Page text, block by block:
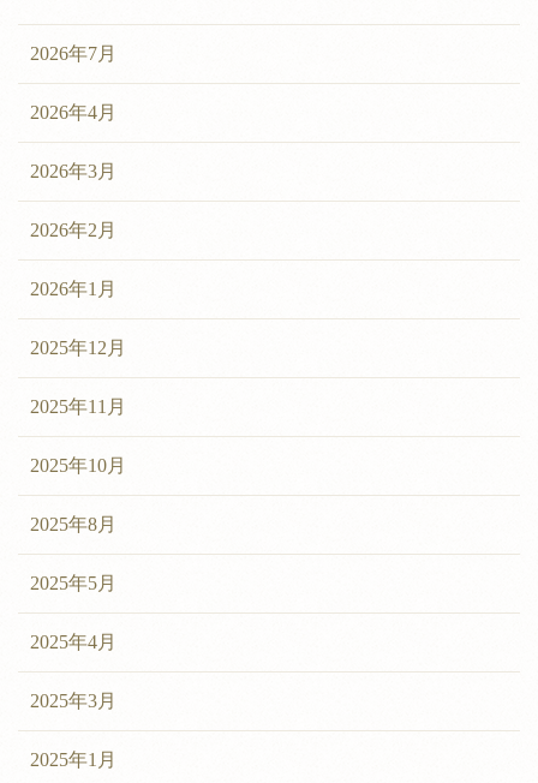
2026年7月
2026年4月
2026年3月
2026年2月
2026年1月
2025年12月
2025年11月
2025年10月
2025年8月
2025年5月
2025年4月
2025年3月
2025年1月